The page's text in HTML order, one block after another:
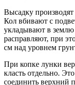
Высадку производят
Кол вбивают с
укладывают в землю
расправляют, при
см над уровнем
При копке лунки
класть отдельно.
соединить верхний